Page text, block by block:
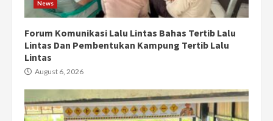
News
Forum Komunikasi Lalu Lintas Bahas Tertib Lalu
Lintas Dan Pembentukan Kampung Tertib Lalu
Lintas
August 6, 2026